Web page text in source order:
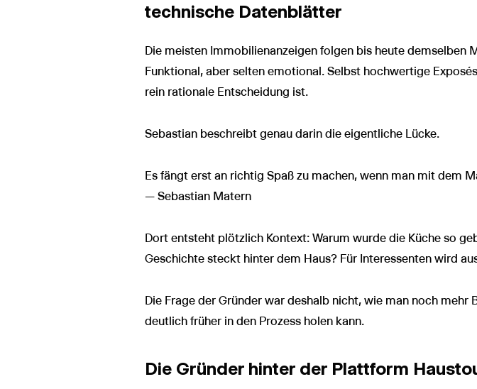
technische Datenblätter
Die meisten Immobilienanzeigen folgen bis heute demselben
Funktional, aber selten emotional. Selbst hochwertige
rein rationale Entscheidung ist.
Sebastian beschreibt genau darin die eigentliche Lücke.
Es fängt erst an richtig Spaß zu machen, wenn man mit dem
— Sebastian Matern
Dort entsteht plötzlich Kontext: Warum wurde die Küche so
Geschichte steckt hinter dem Haus? Für Interessenten wird
Die Frage der Gründer war deshalb nicht, wie man noch
deutlich früher in den Prozess holen kann.
Die Gründer hinter der Plattform